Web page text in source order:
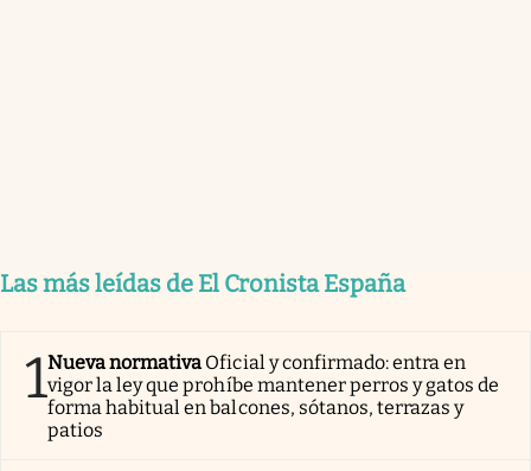
Las más leídas de El Cronista España
1Nueva normativa Oficial y confirmado: entra en
vigor la ley que prohíbe mantener perros y gatos de
forma habitual en balcones, sótanos, terrazas y
patios